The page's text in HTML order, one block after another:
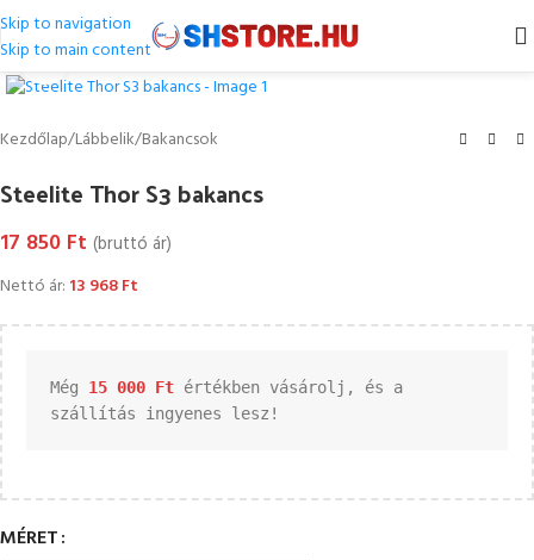
Skip to navigation
Skip to main content
Kattintson a nagyításhoz
Kezdőlap/Lábbelik/Bakancsok
Steelite Thor S3 bakancs
17 850 Ft (bruttó ár)
Nettó ár: 13 968Ft
Még 15 000 Ft értékben vásárolj, és a
szállítás ingyenes lesz!
MÉRET